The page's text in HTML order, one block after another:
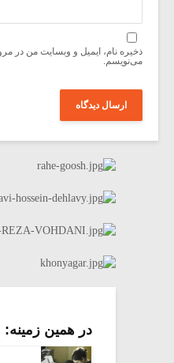
ذخیره نام، ایمیل و وبسایت من در
می‌نویسم.
در همین زمینه: